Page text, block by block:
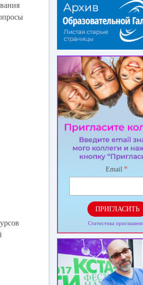
Email *
ПРИГЛАСИТЬ
Статистика